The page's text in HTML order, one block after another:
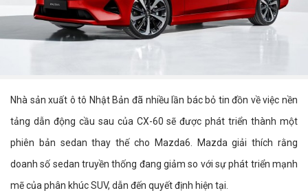
Nhà sản xuất ô tô Nhật Bản đã nhiều lần bác bỏ tin đồn về việc nền
tảng dẫn động cầu sau của CX-60 sẽ được phát triển thành một
phiên bản sedan thay thế cho Mazda6. Mazda giải thích rằng
doanh số sedan truyền thống đang giảm so với sự phát triển mạnh
mẽ của phân khúc SUV, dẫn đến quyết định hiện tại.